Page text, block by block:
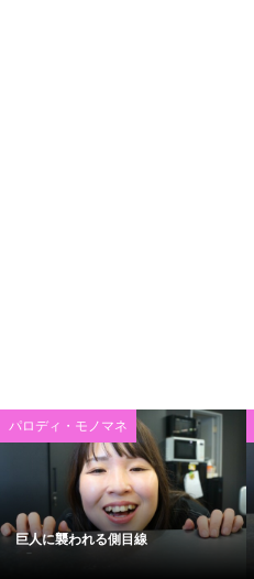
パロディ・モノマネ
巨人に襲われる側目線